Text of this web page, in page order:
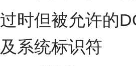
过时但被允许的
及系统标识符